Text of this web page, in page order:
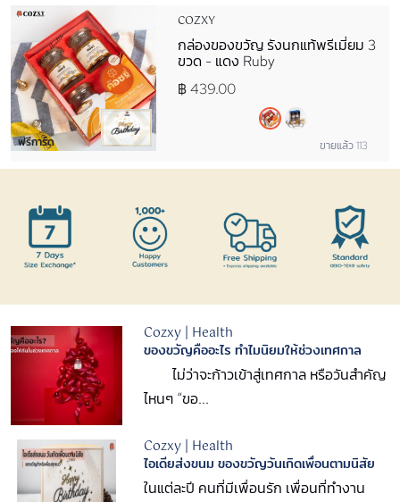
ฟรีการ์ด
COZXY
กล่องของขวัญ รังนกแท้พรีเมี่ยม 3
ขวด - แดง Ruby
฿ 439.00
ขายแล้ว 113
Cozxy | Health
ของขวัญคืออะไร ทำไมนิยมให้ช่วงเทศกาล
ไม่ว่าจะก้าวเข้าสู่เทศกาล หรือวันสำคัญ
ไหนๆ “ขอ...
Cozxy | Health
ไอเดียส่งขนม ของขวัญวันเกิดเพื่อนตามนิสัย
ในแต่ละปี คนที่มีเพื่อนรัก เพื่อนที่ทำงาน